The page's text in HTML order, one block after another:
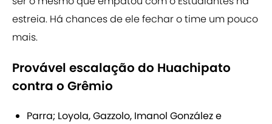
estreia. Há chances de ele fechar o time um pouco
mais.
Provável escalação do Huachipato
contra o Grêmio
Parra; Loyola, Gazzolo, Imanol González e